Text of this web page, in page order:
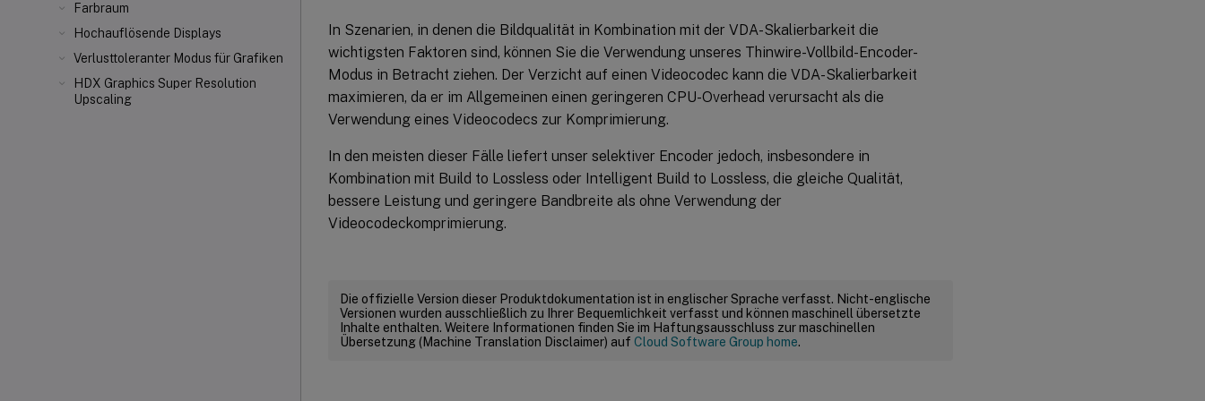
Farbraum
Hochauflösende Displays
Verlusttoleranter Modus für Grafiken
HDX Graphics Super Resolution
Upscaling
In Szenarien, in denen die Bildqualität in Kombination mit der VDA-Skalierbarkeit die
wichtigsten Faktoren sind, können Sie die Verwendung unseres Thinwire-Vollbild-Encoder-
Modus in Betracht ziehen. Der Verzicht auf einen Videocodec kann die VDA-Skalierbarkeit
maximieren, da er im Allgemeinen einen geringeren CPU-Overhead verursacht als die
Verwendung eines Videocodecs zur Komprimierung.
In den meisten dieser Fälle liefert unser selektiver Encoder jedoch, insbesondere in
Kombination mit Build to Lossless oder Intelligent Build to Lossless, die gleiche Qualität,
bessere Leistung und geringere Bandbreite als ohne Verwendung der
Videocodeckomprimierung.
Die offizielle Version dieser Produktdokumentation ist in englischer Sprache verfasst. Nicht-englische
Versionen wurden ausschließlich zu Ihrer Bequemlichkeit verfasst und können maschinell übersetzte
Inhalte enthalten. Weitere Informationen finden Sie im Haftungsausschluss zur maschinellen
Übersetzung (Machine Translation Disclaimer) auf Cloud Software Group home.